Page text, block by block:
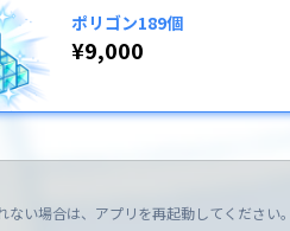
ポリゴン189個
¥9,000
い場合は、アプリを再起動してください。